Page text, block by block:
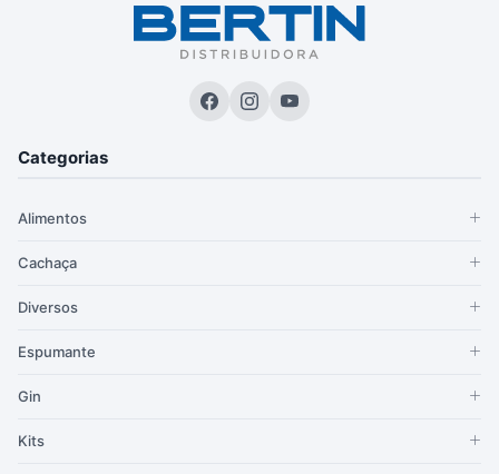
Categorias
Alimentos
Cachaça
Diversos
Espumante
Gin
Kits